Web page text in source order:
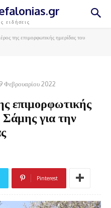
ειδήσεις
της επιμορφωτικής ημερίδας του
Φεβρουαρίου 2022
επιμορφωτικής
για την
Pinterest